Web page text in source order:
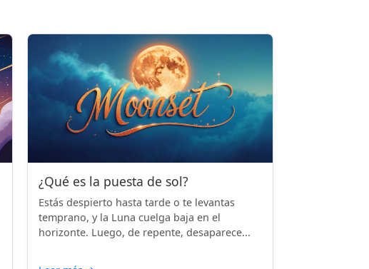
¿Qué es la puesta de sol?
Estás despierto hasta tarde o te levantas
temprano, y la Luna cuelga baja en el
horizonte. Luego, de repente, desaparece...